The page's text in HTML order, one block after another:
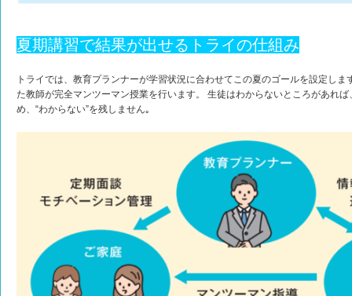
夏期講習で結果が出せるトライの仕組み
トライでは、教育プランナーが学習状況に合わせてこの夏のゴールを設定し
た教師が完全マンツーマン授業を行います。 生徒はわからないところがあれ
め、“わからない”を残しません｡